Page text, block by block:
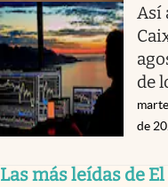
Así
de
de
Las más leídas de